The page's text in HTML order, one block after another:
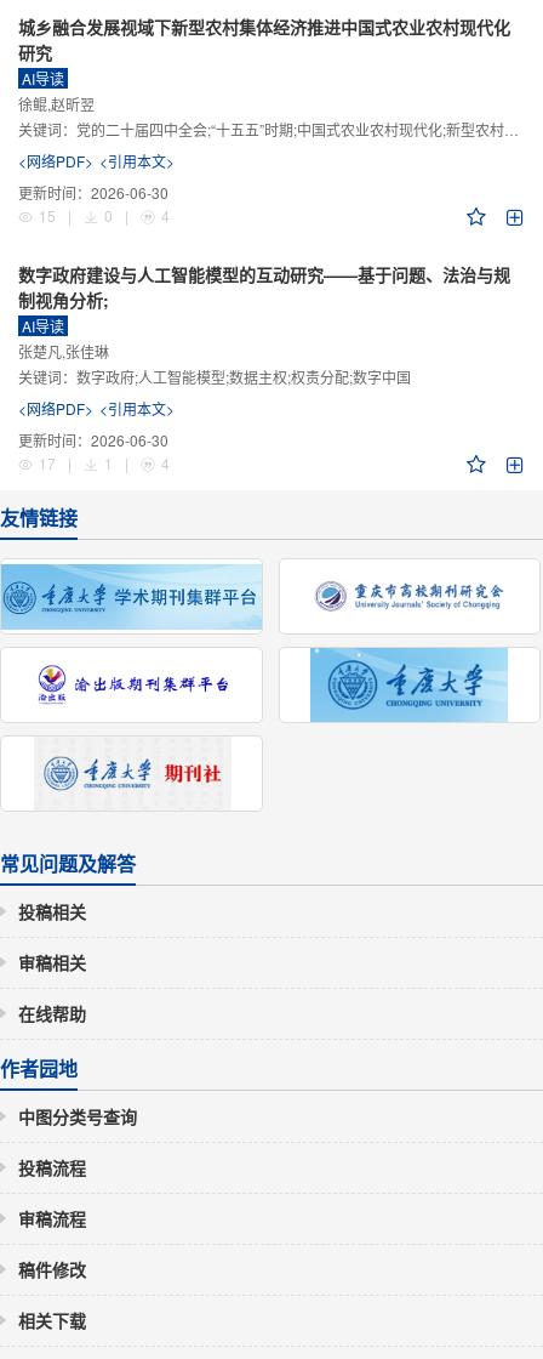
城乡融合发展视域下新型农村集体经济推进中国式农业农村现代化
研究
AI导读
徐鲲,赵昕翌
关键词： 党的二十届四中全会;“十五五”时期;中国式农业农村现代化;新型农村集体经济;城乡融合发展;新质生产力
<网络PDF> <引用本文>
更新时间： 2026-06-30
15
| 0 | 4
数字政府建设与人工智能模型的互动研究——基于问题、法治与规
制视角分析;
AI导读
张楚凡,张佳琳
关键词： 数字政府;人工智能模型;数据主权;权责分配;数字中国
<网络PDF> <引用本文>
更新时间： 2026-06-30
17
| 1 | 4
友情链接
常见问题及解答
投稿相关
审稿相关
在线帮助
作者园地
中图分类号查询
投稿流程
审稿流程
稿件修改
相关下载